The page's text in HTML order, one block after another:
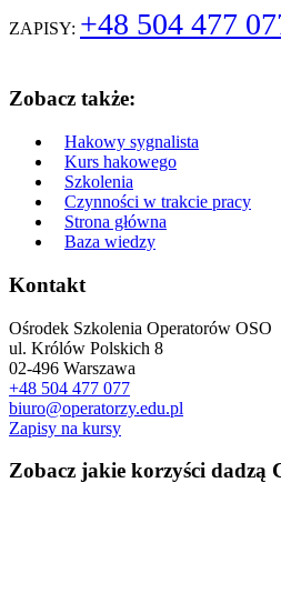
ZAPISY: +48 504 477
Zobacz także:
Hakowy sygnalista
Kurs hakowego
Szkolenia
Czynności w trakcie pracy
Strona główna
Baza wiedzy
Kontakt
Ośrodek Szkolenia Operatorów OSO
ul. Królów Polskich 8
02-496 Warszawa
+48 504 477 077
biuro@operatorzy.edu.pl
Zapisy na kursy
Zobacz jakie korzyści dadzą